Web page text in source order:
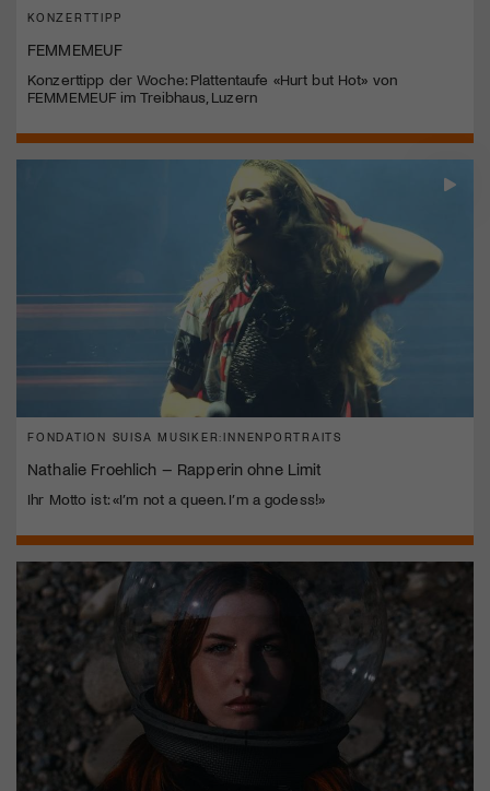
KONZERTTIPP
FEMMEMEUF
Konzerttipp der Woche: Plattentaufe «Hurt but Hot» von
FEMMEMEUF im Treibhaus, Luzern
FONDATION SUISA MUSIKER:INNENPORTRAITS
Nathalie Froehlich – Rapperin ohne Limit
Ihr Motto ist: «I’m not a queen. I’m a godess!»